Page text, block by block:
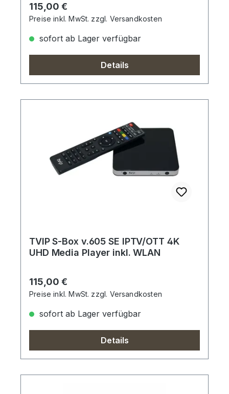
Regulärer Preis:
115,00 €
Preise inkl. MwSt. zzgl. Versandkosten
sofort ab Lager verfügbar
Details
TVIP S-Box v.605 SE IPTV/OTT 4K
UHD Media Player inkl. WLAN
Regulärer Preis:
115,00 €
Preise inkl. MwSt. zzgl. Versandkosten
sofort ab Lager verfügbar
Details